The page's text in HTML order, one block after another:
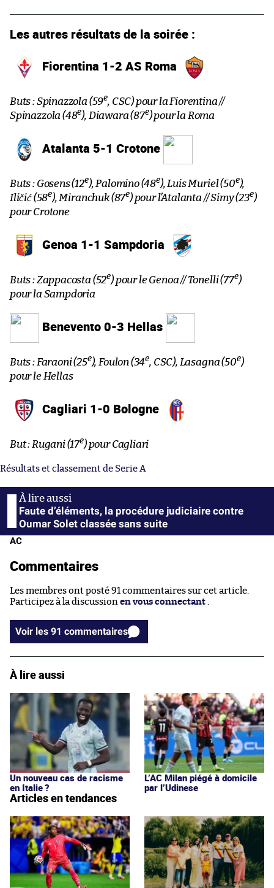
Les autres résultats de la soirée :
Fiorentina 1-2 AS Roma
Buts : Spinazzola (59e, CSC) pour la Fiorentina //
Spinazzola (48e), Diawara (87e) pour la Roma
Atalanta 5-1 Crotone
Buts : Gosens (12e), Palomino (48e), Luis Muriel (50e),
Iličić (58e), Miranchuk (87e) pour l’Atalanta // Simy (23e)
pour Crotone
Genoa 1-1 Sampdoria
Buts : Zappacosta (52e) pour le Genoa // Tonelli (77e)
pour la Sampdoria
Benevento 0-3 Hellas
Buts : Faraoni (25e), Foulon (34e, CSC), Lasagna (50e)
pour le Hellas
Cagliari 1-0 Bologne
But : Rugani (17e) pour Cagliari
Résultats et classement de Serie A
Faute d’éléments, la procédure judiciaire contre
Oumar Solet classée sans suite
AC
Commentaires
Les membres ont posté 91 commentaires sur cet article.
Participez à la discussion en vous connectant
Voir les 91 commentaires
À lire aussi
Un nouveau cas de racisme
en Italie ?
L’AC Milan piégé à domicile
par l’Udinese
Articles en tendances